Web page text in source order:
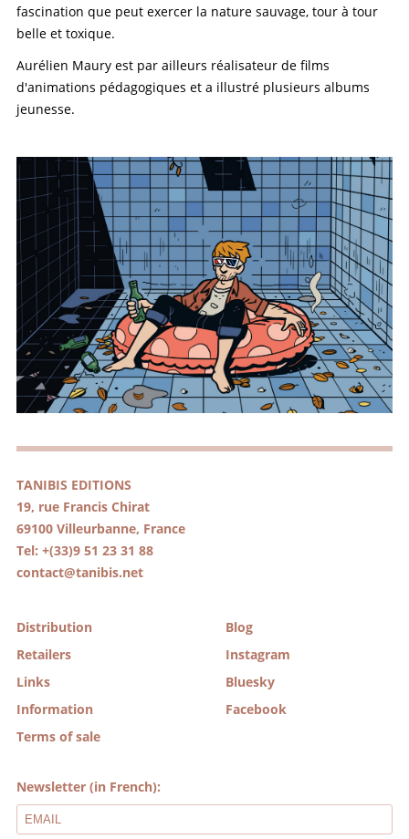
fascination que peut exercer la nature sauvage, tour à tour
belle et toxique.
Aurélien Maury est par ailleurs réalisateur de films
d'animations pédagogiques et a illustré plusieurs albums
jeunesse.
TANIBIS EDITIONS
19, rue Francis Chirat
69100 Villeurbanne, France
Tel: +(33)9 51 23 31 88
contact@tanibis.net
Distribution
Retailers
Links
Information
Terms of sale
Blog
Instagram
Bluesky
Facebook
Newsletter (in French):